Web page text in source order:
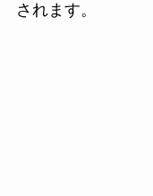
されます。